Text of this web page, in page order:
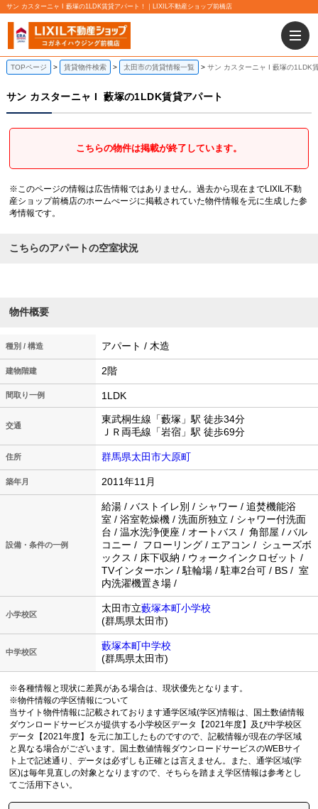
サン カスターニャ I 藪塚の1LDK賃貸アパート！｜LIXIL不動産ショップ前橋店
TOPページ 賃貸物件検索 太田市の賃貸情報一覧 サン カスターニャ I 藪塚の1LDK
サン カスターニャ I 藪塚の1LDK賃貸アパート
こちらの物件は掲載が終了しています。
※このページの情報は広告情報ではありません。過去から現在までLIXIL不動
産ショップ前橋店のホームぺージに掲載されていた物件情報を元に生成した参
考情報です。
こちらのアパートの空室状況
物件概要
種別 / 構造 アパート / 木造
建物階建 2階
間取り一例 1LDK
交通
東武桐生線「藪塚」駅 徒歩34分
ＪＲ両毛線「岩宿」駅 徒歩69分
住所 群馬県太田市大原町
築年月 2011年11月
設備・条件の一例
給湯 / バストイレ別 / シャワー / 追焚機能浴
室 / 浴室乾燥機 / 洗面所独立 / シャワー付洗面
台 / 温水洗浄便座 / オートバス / 角部屋 / バル
コニー / フローリング / エアコン / シューズボ
ックス / 床下収納 / ウォークインクロゼット /
TVインターホン / 駐輪場 / 駐車2台可 / BS / 室
内洗濯機置き場 /
小学校区
太田市立藪塚本町小学校
(群馬県太田市)
中学校区
藪塚本町中学校
(群馬県太田市)
※各種情報と現状に差異がある場合は、現状優先となります。
※物件情報の学区情報について
当サイト物件情報に記載されております通学区域(学区)情報は、国土数値情報
ダウンロードサービスが提供する小学校区データ【2021年度】及び中学校区
データ【2021年度】を元に加工したものですので、記載情報が現在の学区域
と異なる場合がございます。国土数値情報ダウンロードサービスのWEBサイ
ト上で記述通り、データは必ずしも正確とは言えません。また、通学区域(学
区)は毎年見直しの対象となりますので、そちらを踏まえ学区情報は参考とし
てご活用下さい。